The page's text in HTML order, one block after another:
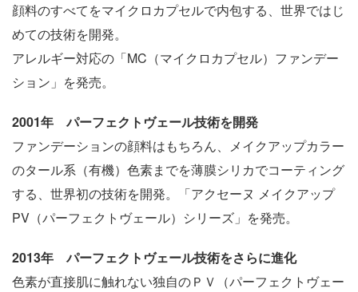
顔料のすべてをマイクロカプセルで内包する、世界ではじ
めての技術を開発。
アレルギー対応の「MC（マイクロカプセル）ファンデー
ション」を発売。
2001年 パーフェクトヴェール技術を開発
ファンデーションの顔料はもちろん、メイクアップカラー
のタール系（有機）色素までを薄膜シリカでコーティング
する、世界初の技術を開発。「アクセーヌ メイクアップ
PV（パーフェクトヴェール）シリーズ」を発売。
2013年 パーフェクトヴェール技術をさらに進化
色素が直接肌に触れない独自のＰＶ（パーフェクトヴェー